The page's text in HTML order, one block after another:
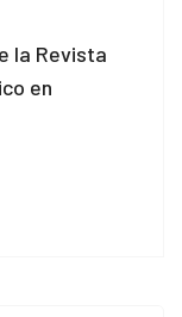
la Revista
en